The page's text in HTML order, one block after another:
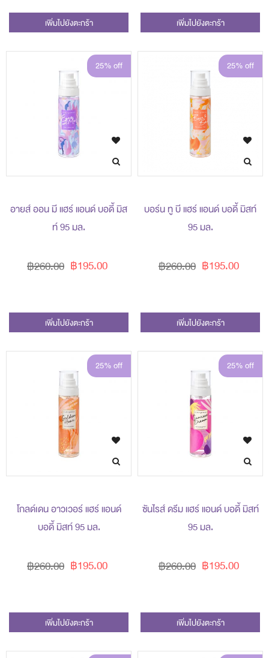
เพิ่มไปยังตะกร้า เพิ่มไปยังตะกร้า
25% off
อายส์ ออน มี แฮร์ แอนด์ บอดี้ มิส
ท์ 95 มล.
฿195.00
฿260.00
เพิ่มไปยังตะกร้า
25% off
บอร์น ทู บี แฮร์ แอนด์ บอดี้ มิสท์
95 มล.
฿195.00
฿260.00
เพิ่มไปยังตะกร้า
25% off
โกลด์เดน อาวเวอร์ แฮร์ แอนด์
บอดี้ มิสท์ 95 มล.
฿195.00
฿260.00
เพิ่มไปยังตะกร้า
25% off
ซันไรส์ ดรีม แฮร์ แอนด์ บอดี้ มิสท์
95 มล.
฿195.00
฿260.00
เพิ่มไปยังตะกร้า